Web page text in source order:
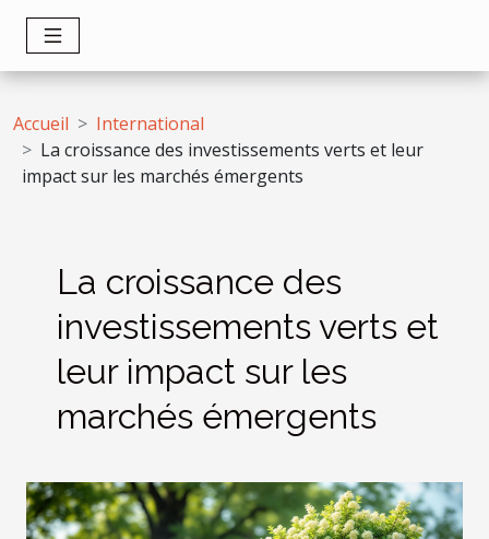
Accueil
International
La croissance des investissements verts et leur
impact sur les marchés émergents
La croissance des
investissements verts et
leur impact sur les
marchés émergents